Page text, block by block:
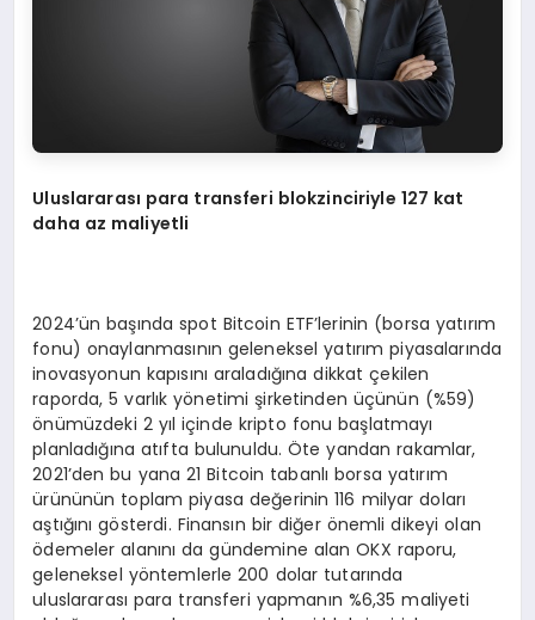
Uluslararası para transferi blokzinciriyle 127 kat
daha az maliyetli
2024’ün başında spot Bitcoin ETF’lerinin (borsa yatırım
fonu) onaylanmasının geleneksel yatırım piyasalarında
inovasyonun kapısını araladığına dikkat çekilen
raporda, 5 varlık yönetimi şirketinden üçünün (%59)
önümüzdeki 2 yıl içinde kripto fonu başlatmayı
planladığına atıfta bulunuldu. Öte yandan rakamlar,
2021’den bu yana 21 Bitcoin tabanlı borsa yatırım
ürününün toplam piyasa değerinin 116 milyar doları
aştığını gösterdi. Finansın bir diğer önemli dikeyi olan
ödemeler alanını da gündemine alan OKX raporu,
geleneksel yöntemlerle 200 dolar tutarında
uluslararası para transferi yapmanın %6,35 maliyeti